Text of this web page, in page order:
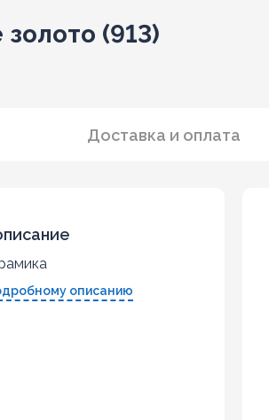
(913)
Доставка и оплата
описанию